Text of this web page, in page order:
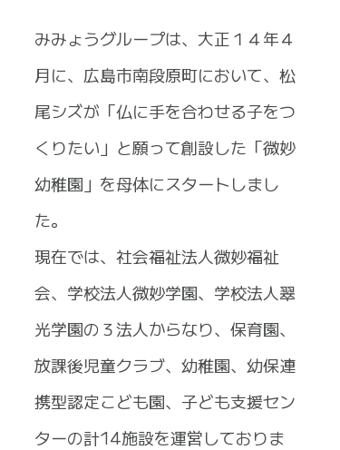
みみょうグループは、大正１４年４
月に、広島市南段原町において、松
尾シズが「仏に手を合わせる子をつ
くりたい」と願って創設した「微妙
幼稚園」を母体にスタートしまし
た。
現在では、社会福祉法人微妙福祉
会、学校法人微妙学園、学校法人翠
光学園の３法人からなり、保育園、
放課後児童クラブ、幼稚園、幼保連
携型認定こども園、子ども支援セン
ターの計14施設を運営しておりま